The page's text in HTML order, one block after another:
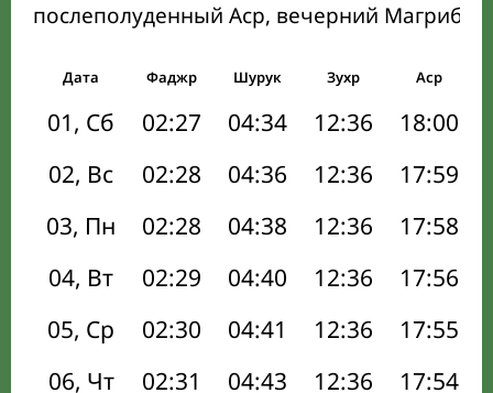
послеполуденный Аср, вечерний Магриб
Дата Фаджр Шурук Зухр Аср
01, Сб 02:27 04:34 12:36 18:00
02, Вс
02:28 04:36 12:36 17:59
03, Пн
02:28 04:38 12:36 17:58
04, Вт
02:29 04:40 12:36 17:56
05, Ср
02:30 04:41 12:36 17:55
06, Чт
02:31 04:43 12:36 17:54